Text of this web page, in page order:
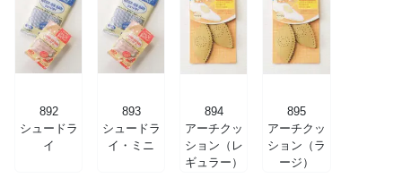
892
シュードラ
イ
893
シュードラ
イ・ミニ
894
アーチクッ
ション（レ
ギュラー）
895
アーチクッ
ション（ラ
ージ）